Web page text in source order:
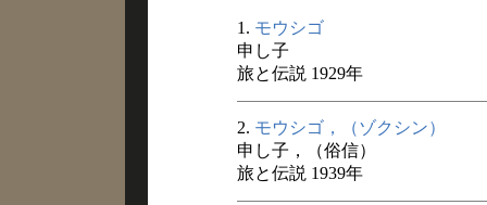
1. モウシゴ
申し子
旅と伝説 1929年
2. モウシゴ，（ゾクシン）
申し子，（俗信）
旅と伝説 1939年